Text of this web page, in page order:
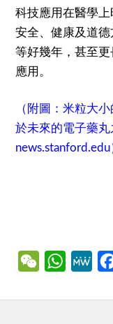
科技應用在醫學
安全、健康及道
等好幾年，甚至
應用。
（附圖：米粒大
於未來的電子藥丸
news.stanford.edu
WeChat